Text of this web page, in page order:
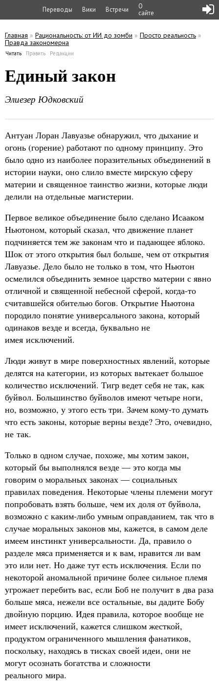
Переводы Вики Встречи
О
сайте
Вы здесь
Главная » Рациональность: от ИИ до зомби » Просто реальность »
Правда закономерна
Читать (активная вкладка)
Править Редакции
Единый закон
Элиезер Юдковский
Антуан Лоран Лавуазье обнаружил, что дыхание и
огонь (горение) работают по одному принципу. Это
было одно из наиболее поразительных объединений в
истории науки, оно слило вместе мирскую сферу
материи и священное таинство жизни, которые люди
делили на отдельные магистерии.
Первое великое объединение было сделано Исааком
Ньютоном, который сказал, что движение планет
подчиняется тем же законам что и падающее яблоко.
Шок от этого открытия был больше, чем от открытия
Лавуазье. Дело было не только в том, что Ньютон
осмелился объединить земное царство материи с явно
отличной и священной небесной сферой, когда-то
считавшейся обителью богов. Открытие Ньютона
породило понятие универсального закона, который
одинаков везде и всегда, буквально не
имея исключений.
Люди живут в мире поверхностных явлений, которые
делятся на категории, из которых вытекает большое
количество исключений. Тигр ведет себя не так, как
буйвол. Большинство буйволов имеют четыре ноги,
но, возможно, у этого есть три. Зачем кому-то думать
что есть законы, которые верны везде? Это, очевидно,
не так.
Только в одном случае, похоже, мы хотим закон,
который бы выполнялся везде — это когда мы
говорим о моральных законах — социальных
правилах поведения. Некоторые члены племени могут
попробовать взять больше, чем их доля от буйвола,
возможно с каким-либо умным оправданием, так что в
случае моральных законов мы, кажется, в самом деле
имеем инстинкт универсальности. Да, правило о
разделе мяса применяется и к вам, нравится ли вам
это или нет. Но даже тут есть исключения. Если по
некоторой аномальной причине более сильное племя
угрожает перебить вас, если Боб не получит в два раза
больше мяса, нежели все остальные, вы дадите Бобу
двойную порцию. Идея правила, которое вообще не
имеет исключений, кажется слишком жесткой,
продуктом ограниченного мышления фанатиков,
поскольку, находясь в тисках своей идеи, они не
могут осознать богатства и сложности
реального мира.